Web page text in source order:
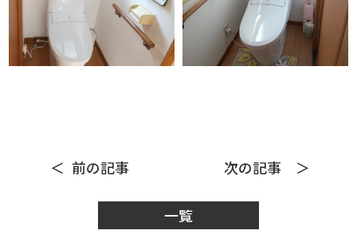
前の記事
一覧
次の記事